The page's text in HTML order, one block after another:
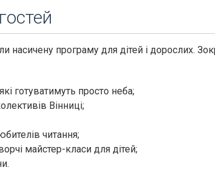
насичену програму для дітей і дорослих.
готуватимуть просто неба;
Вінниці;
читання;
майстер-класи для дітей;